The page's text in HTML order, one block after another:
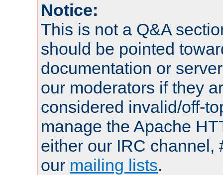
Notice:
This is not a Q&A
should be pointed
documentation or
our moderators if they
considered invalid/off-
manage the Apache
either our IRC channel,
our mailing lists.